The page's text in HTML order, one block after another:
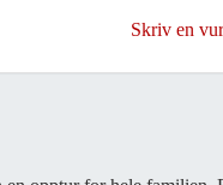
Skriv en